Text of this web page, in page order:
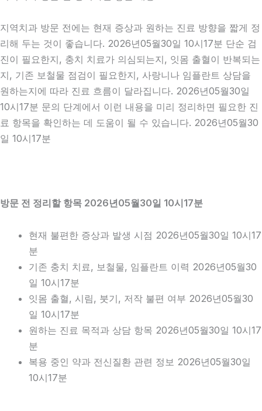
지역치과 방문 전에는 현재 증상과 원하는 진료 방향을 짧게 정
리해 두는 것이 좋습니다. 2026년05월30일 10시17분 단순 검
진이 필요한지, 충치 치료가 의심되는지, 잇몸 출혈이 반복되는
지, 기존 보철물 점검이 필요한지, 사랑니나 임플란트 상담을
원하는지에 따라 진료 흐름이 달라집니다. 2026년05월30일
10시17분 문의 단계에서 이런 내용을 미리 정리하면 필요한 진
료 항목을 확인하는 데 도움이 될 수 있습니다. 2026년05월30
일 10시17분
방문 전 정리할 항목 2026년05월30일 10시17분
현재 불편한 증상과 발생 시점 2026년05월30일 10시17
분
기존 충치 치료, 보철물, 임플란트 이력 2026년05월30
일 10시17분
잇몸 출혈, 시림, 붓기, 저작 불편 여부 2026년05월30
일 10시17분
원하는 진료 목적과 상담 항목 2026년05월30일 10시17
분
복용 중인 약과 전신질환 관련 정보 2026년05월30일
10시17분